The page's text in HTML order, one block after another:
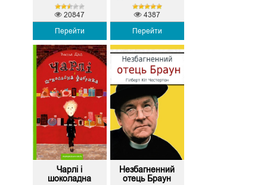
Перейти
20847
Перейти
4387
Чарлі і
шоколадна
Незбагненний
отець Браун